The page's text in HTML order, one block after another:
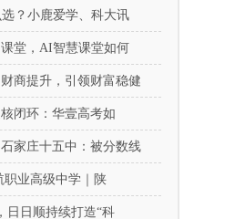
？小鹿爱学、科大讯
堂，AI智慧课堂如何
商提升，引领财富稳健
闭环：华壹高考如
家庄十五中：被分数线
职业高级中学｜陕
日日顺持续打造“科